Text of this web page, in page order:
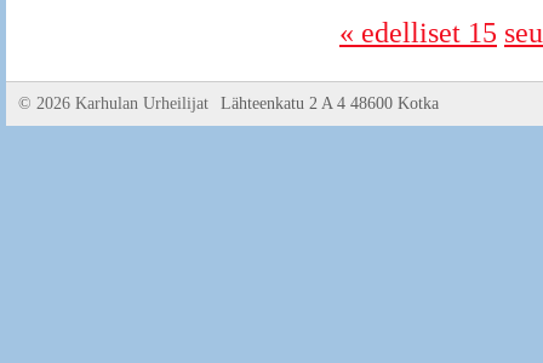
« edelliset 15
© 2026 Karhulan Urheilijat Lähteenkatu 2 A 4 48600 Kotka